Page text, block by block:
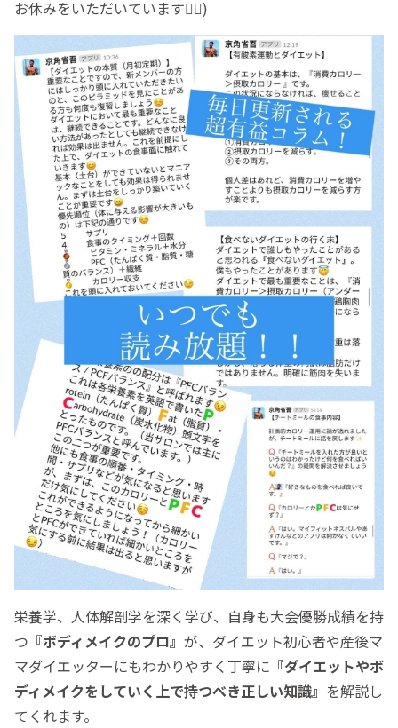
お休みをいただいています🙇‍♀️)
栄養学、人体解剖学を深く学び、自身も大会優勝成績を持
つ 『ボディメイクのプロ』 が、ダイエット初心者や産後マ
マダイエッターにもわかりやすく丁寧に 『ダイエットやボ
ディメイクをしていく上で持つべき正しい知識』 を解説し
てくれます。